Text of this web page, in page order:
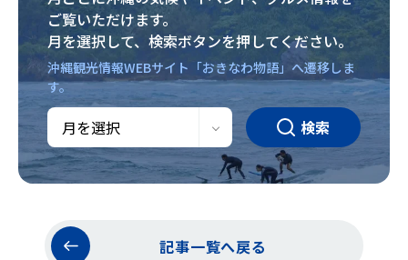
ご覧いただけます。
月を選択して、検索ボタンを押してください。
沖縄観光情報WEBサイト「おきなわ物語」へ遷移しま
す。
検索
記事一覧へ戻る